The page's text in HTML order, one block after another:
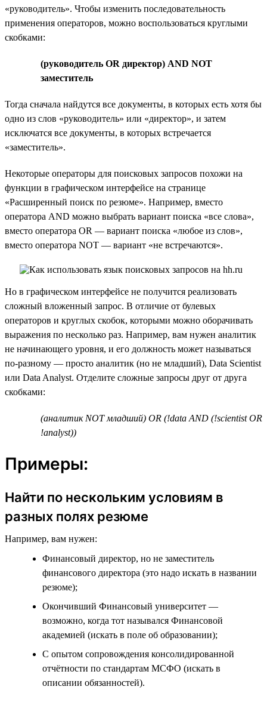
«руководитель». Чтобы изменить последовательность
применения операторов, можно воспользоваться круглыми
скобками:
(руководитель OR директор) AND NOT
заместитель
Тогда сначала найдутся все документы, в которых есть хотя бы
одно из слов «руководитель» или «директор», и затем
исключатся все документы, в которых встречается
«заместитель».
Некоторые операторы для поисковых запросов похожи на
функции в графическом интерфейсе на странице
«Расширенный поиск по резюме». Например, вместо
оператора AND можно выбрать вариант поиска «все слова»,
вместо оператора OR — вариант поиска «любое из слов»,
вместо оператора NOT — вариант «не встречаются».
Но в графическом интерфейсе не получится реализовать
сложный вложенный запрос. В отличие от булевых
операторов и круглых скобок, которыми можно оборачивать
выражения по несколько раз. Например, вам нужен аналитик
не начинающего уровня, и его должность может называться
по-разному — просто аналитик (но не младший), Data Scientist
или Data Analyst. Отделите сложные запросы друг от друга
скобками:
(аналитик NOT младший) OR (!data AND (!scientist OR
!analyst))
Примеры:
Найти по нескольким условиям в
разных полях резюме
Например, вам нужен:
Финансовый директор, но не заместитель
финансового директора (это надо искать в названии
резюме);
Окончивший Финансовый университет —
возможно, когда тот назывался Финансовой
академией (искать в поле об образовании);
С опытом сопровождения консолидированной
отчётности по стандартам МСФО (искать в
описании обязанностей).